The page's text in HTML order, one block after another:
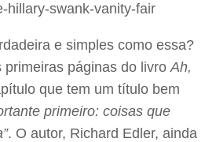
e simples como essa?
páginas do livro Ah,
que tem um título bem
primeiro: coisas que
. O autor, Richard Edler, ainda